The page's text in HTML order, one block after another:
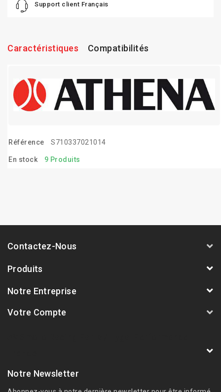
Support client Français
Caractéristiques Compatibilités
Référence S710337021014
En stock 9 Produits
Contactez-Nous
Produits
Notre Entreprise
Votre Compte
Notre Newsletter